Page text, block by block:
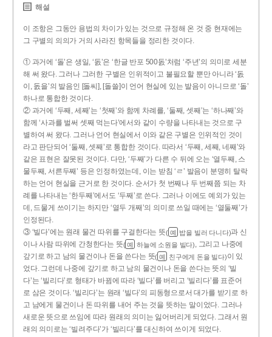
해설
이 조항은 그동안 용법의 차이가 있는 것으로 규정해 온 것 중 현재에는
그 구별의 의의가 거의 사라진 항목들을 정리한 것이다.
① 과거에 ‘돌’은 생일, ‘돐’은 ‘한글 반포 500돐’처럼 ‘주년’의 의미로 세분
해 써 왔다. 그러나 그러한 구별은 인위적이고 불필요할 뿐만 아니라 ‘돐
이, 돐을’의 발음인 [돌씨], [돌쓸]이 언어 현실에 있는 발음이 아니므로 ‘돌’
하나로 통합한 것이다.
② 과거에 ‘두째, 세째’는 ‘첫째’와 함께 차례를, ‘둘째, 셋째’는 ‘하나째’와
함께 ‘사과를 벌써 셋째 먹는다’에서와 같이 수량을 나타내는 것으로 구
별하여 써 왔다. 그러나 언어 현실에서 이와 같은 구별은 인위적인 것이
라고 판단되어 ‘둘째, 셋째’로 통합한 것이다. 따라서 ‘두째, 세째, 네째’와
같은 표현은 잘못된 것이다. 다만, ‘두째’가 다른 수 뒤에 오는 ‘열두째, 스
물두째, 서른두째’ 등은 인정하였는데, 이는 받침 ‘ㄹ’ 발음이 분명히 탈락
하는 언어 현실을 근거로 한 것이다. 순서가 첫 번째나 두 번째쯤 되는 차
례를 나타내는 ‘한두째’에서도 ‘두째’로 쓴다. 그러나 이에도 예외가 있는
데, 드물게 쓰이기는 하지만 ‘열두 개째’의 의미로 쓰일 때에는 ‘열둘째’가
인정된다.
③ ‘빌다’에는 원래 물건 따위를 구걸한다는 뜻( 예 밥을 빌러 다니다)과 신
이나 사람 따위에 간청한다는 뜻( 예 하늘에 소원을 빌다), 그리고 나중에
갚기로 하고 남의 물건이나 돈을 쓴다는 뜻( 예 친구에게 돈을 빌다)이 있
었다. 그런데 나중에 갚기로 하고 남의 물건이나 돈을 쓴다는 뜻의 ‘빌
다’는 ‘빌리다’로 형태가 바뀜에 따라 ‘빌다’를 버리고 ‘빌리다’를 표준어
로 삼은 것이다. ‘빌리다’는 원래 ‘빌다’의 피동형으로서 대가를 받기로 하
고 남에게 물건이나 돈 따위를 내어 주는 것을 뜻하는 말이었다. 그러나
새로운 뜻으로 쓰임에 따라 원래의 의미는 잃어버리게 되었다. 그래서 원
래의 의미로는 ‘빌려주다’가 ‘빌리다’를 대신하여 쓰이게 되었다.